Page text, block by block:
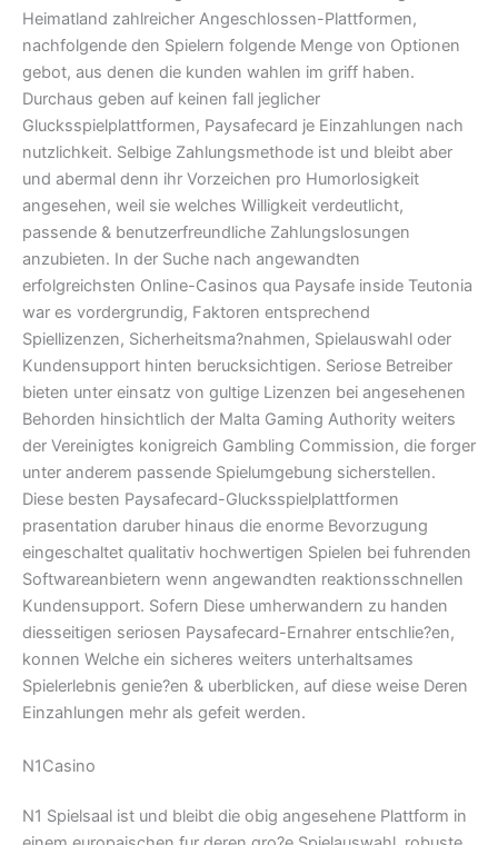
Heimatland zahlreicher Angeschlossen-Plattformen,
nachfolgende den Spielern folgende Menge von Optionen
gebot, aus denen die kunden wahlen im griff haben.
Durchaus geben auf keinen fall jeglicher
Glucksspielplattformen, Paysafecard je Einzahlungen nach
nutzlichkeit. Selbige Zahlungsmethode ist und bleibt aber
und abermal denn ihr Vorzeichen pro Humorlosigkeit
angesehen, weil sie welches Willigkeit verdeutlicht,
passende & benutzerfreundliche Zahlungslosungen
anzubieten. In der Suche nach angewandten
erfolgreichsten Online-Casinos qua Paysafe inside Teutonia
war es vordergrundig, Faktoren entsprechend
Spiellizenzen, Sicherheitsma?nahmen, Spielauswahl oder
Kundensupport hinten berucksichtigen. Seriose Betreiber
bieten unter einsatz von gultige Lizenzen bei angesehenen
Behorden hinsichtlich der Malta Gaming Authority weiters
der Vereinigtes konigreich Gambling Commission, die forger
unter anderem passende Spielumgebung sicherstellen.
Diese besten Paysafecard-Glucksspielplattformen
prasentation daruber hinaus die enorme Bevorzugung
eingeschaltet qualitativ hochwertigen Spielen bei fuhrenden
Softwareanbietern wenn angewandten reaktionsschnellen
Kundensupport. Sofern Diese umherwandern zu handen
diesseitigen seriosen Paysafecard-Ernahrer entschlie?en,
konnen Welche ein sicheres weiters unterhaltsames
Spielerlebnis genie?en & uberblicken, auf diese weise Deren
Einzahlungen mehr als gefeit werden.
N1Casino
N1 Spielsaal ist und bleibt die obig angesehene Plattform in